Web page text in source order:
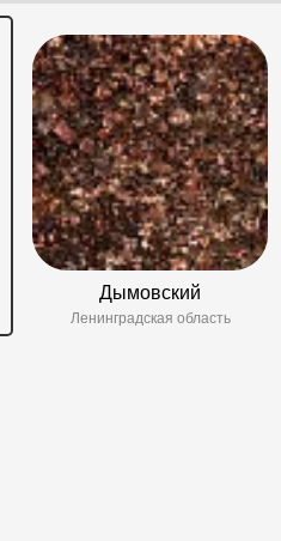
Дымовский
Ленинградская область